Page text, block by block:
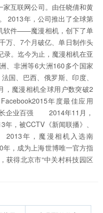
互联网公司。由任晓倩和黄
2013年，公司推出了全球第
软件——魔漫相机，创下了单
万、7个月破亿、单日制作头
。迄今为止，魔漫相机在亚
、非洲等6大洲160多个国家
国、巴西、俄罗斯、印度、
，魔漫相机全球用户数突破2
年度最佳应用
企业百强 2014年11月，
被CCTV《新闻联播》、
年，魔漫相机入选南
，成为上海世博唯一官方指
得北京市“中关村科技园区